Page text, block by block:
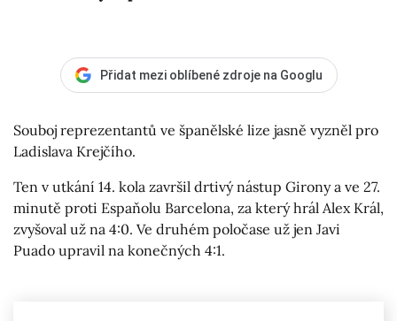
Přidat mezi oblíbené zdroje na Googlu
Souboj reprezentantů ve španělské lize jasně vyzněl pro
Ladislava Krejčího.
Ten v utkání 14. kola završil drtivý nástup Girony a ve 27.
minutě proti Espaňolu Barcelona, za který hrál Alex Král,
zvyšoval už na 4:0. Ve druhém poločase už jen Javi
Puado upravil na konečných 4:1.